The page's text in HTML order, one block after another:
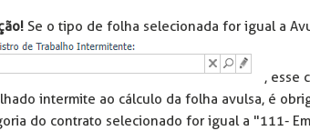
Se o tipo de folha selecionada for igual a
, esse
intermite ao cálculo da folha avulsa, é
do contrato selecionado for igual a "111-